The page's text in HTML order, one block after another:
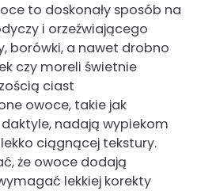
to doskonały sposób na
i orzeźwiającego
borówki, a nawet drobno
czy moreli świetnie
ciast
owoce, takie jak
nadają wypiekom
ciągnącej tekstury.
że owoce dodają
lekkiej korekty